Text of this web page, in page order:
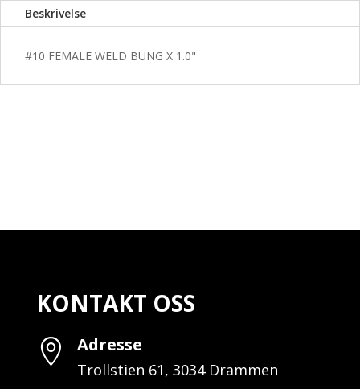
Beskrivelse
#10 FEMALE WELD BUNG X 1.0"
KONTAKT OSS
 Adresse
Trollstien 61, 3034 Drammen